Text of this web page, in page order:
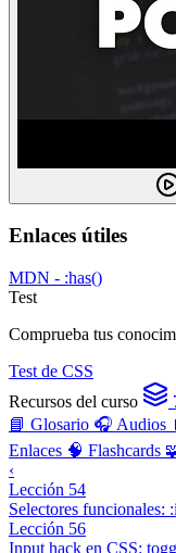
Enlaces útiles
MDN - :has()
Test
Comprueba tus
Test de CSS
Recursos del curso
📘 Glosario 🎧 Audios
Enlaces 🧠 Flashcards
‹
Lección 54
Selectores funcionales:
Lección 56
Input hack en CSS: